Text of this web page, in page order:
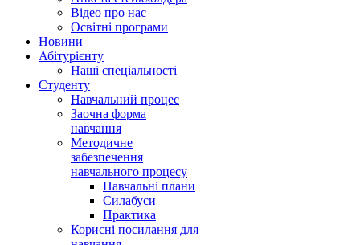
Відео про нас
Освітні програми
Hовини
Абітурієнту
Наші спеціальності
Студенту
Навчальний процес
Заочна форма
навчання
Методичне
забезпечення
навчального процесу
Навчальні плани
Силабуси
Практика
Корисні посилання для